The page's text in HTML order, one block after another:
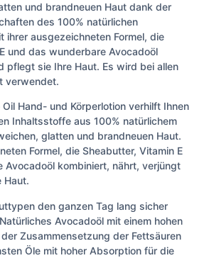
und brandneuen Haut dank der
des 100% natürlichen
ihrer ausgezeichneten Formel, die
und das wunderbare Avocadoöl
pflegt sie Ihre Haut. Es wird bei allen
verwendet.
Hand- und Körperlotion verhilft Ihnen
Inhaltsstoffe aus 100% natürlichem
glatten und brandneuen Haut.
Formel, die Sheabutter, Vitamin E
Avocadoöl kombiniert, nährt, verjüngt
Haut.
den ganzen Tag lang sicher
Avocadoöl mit einem hohen
Zusammensetzung der Fettsäuren
Öle mit hoher Absorption für die